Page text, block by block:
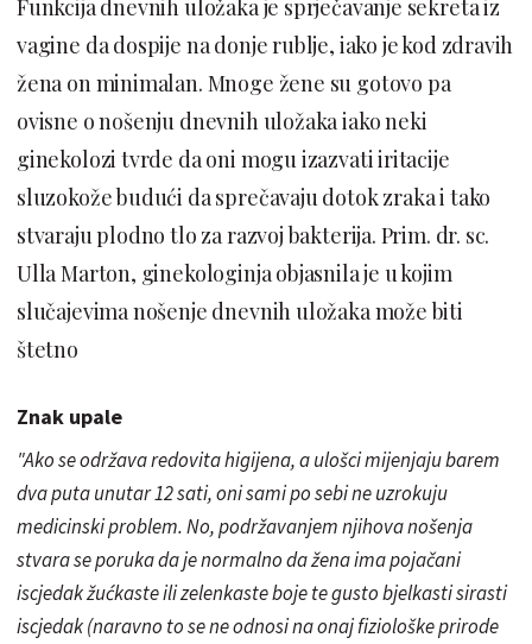
Funkcija dnevnih uložaka je sprječavanje sekreta iz
vagine da dospije na donje rublje, iako je kod zdravih
žena on minimalan. Mnoge žene su gotovo pa
ovisne o nošenju dnevnih uložaka iako neki
ginekolozi tvrde da oni mogu izazvati iritacije
sluzokože budući da sprečavaju dotok zraka i tako
stvaraju plodno tlo za razvoj bakterija. Prim. dr. sc.
Ulla Marton, ginekologinja objasnila je u kojim
slučajevima nošenje dnevnih uložaka može biti
štetno
Znak upale
"Ako se održava redovita higijena, a ulošci mijenjaju barem
dva puta unutar 12 sati, oni sami po sebi ne uzrokuju
medicinski problem. No, podržavanjem njihova nošenja
stvara se poruka da je normalno da žena ima pojačani
iscjedak žućkaste ili zelenkaste boje te gustobjelkastisirasti
iscjedak (naravno to se ne odnosi na onaj fiziološke prirode